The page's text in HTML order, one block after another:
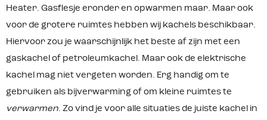
Wanneer de temperatuur zakt onder
de ingestelde temperatuur, zal de
kachel vanzelf weer op een hoger
niveau gaan branden. Op deze wijze
haal je het beste rendement uit de
download hier de handleiding van de
storing die wordt veroorzaakt door
het gebruik van onjuiste brandstof
Heater. Gasflesje eronder en opwarmen maar. Maar ook
voor de grotere ruimtes hebben wij kachels beschikbaar.
Hiervoor zou je waarschijnlijk het beste af zijn met een
gaskachel of petroleumkachel. Maar ook de elektrische
kachel mag niet vergeten worden. Erg handig om te
gebruiken als bijverwarming of om kleine ruimtes te
verwarmen. Zo vind je voor alle situaties de juiste kachel in